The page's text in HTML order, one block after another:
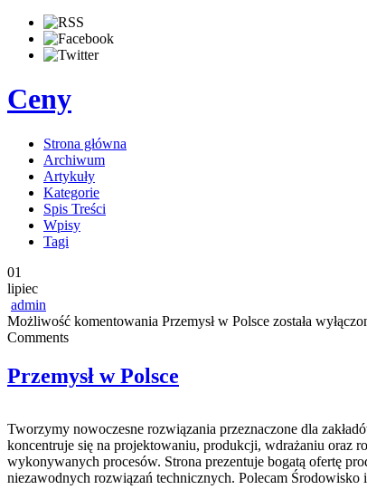
Ceny
Strona główna
Archiwum
Artykuły
Kategorie
Spis Treści
Wpisy
Tagi
01
lipiec
admin
Możliwość komentowania Przemysł w Polsce została
Comments
Przemysł w Polsce
Tworzymy nowoczesne rozwiązania przeznaczone dla
koncentruje się na projektowaniu, produkcji, wdrażaniu oraz
wykonywanych procesów. Strona prezentuje bogatą ofertę
niezawodnych rozwiązań technicznych. Polecam